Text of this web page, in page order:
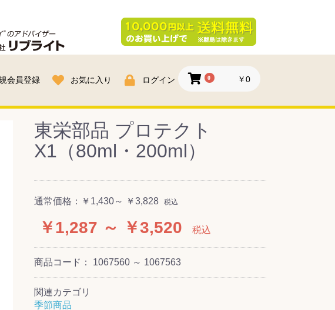
会員登録 お気に入り ログイン 0 ￥0
東栄部品 プロテクト
X1（80ml・200ml）
通常価格： ￥1,430～ ￥3,828 税込
￥1,287 ～ ￥3,520 税込
商品コード： 1067560 ～ 1067563
関連カテゴリ
季節商品